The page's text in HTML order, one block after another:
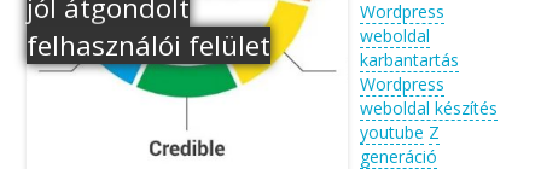
jól átgondolt
felhasználói felület
Wordpress
weboldal
karbantartás
Wordpress
weboldal készítés
youtube Z
generáció